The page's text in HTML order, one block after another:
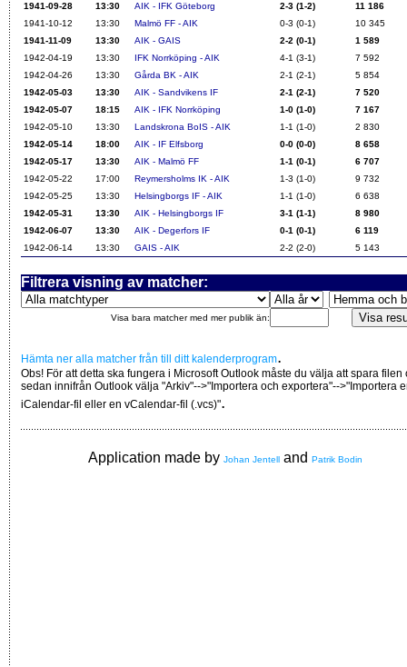
1941-09-28
13:30 AIK - IFK Göteborg 2-3 (1-2)
11 186
1941-10-12
13:30 Malmö FF - AIK 0-3 (0-1)
10 345
1941-11-09
13:30 AIK - GAIS 2-2 (0-1)
1 589
1942-04-19
13:30 IFK Norrköping - AIK 4-1 (3-1)
7 592
1942-04-26
13:30 Gårda BK - AIK 2-1 (2-1)
5 854
1942-05-03
13:30 AIK - Sandvikens IF 2-1 (2-1)
7 520
1942-05-07
18:15 AIK - IFK Norrköping 1-0 (1-0)
7 167
1942-05-10
13:30 Landskrona BoIS - AIK 1-1 (1-0)
2 830
1942-05-14
18:00 AIK - IF Elfsborg 0-0 (0-0)
8 658
1942-05-17
13:30 AIK - Malmö FF 1-1 (0-1)
6 707
1942-05-22
17:00 Reymersholms IK - AIK 1-3 (1-0)
9 732
1942-05-25
13:30 Helsingborgs IF - AIK 1-1 (1-0)
6 638
1942-05-31
13:30 AIK - Helsingborgs IF 3-1 (1-1)
8 980
1942-06-07
13:30 AIK - Degerfors IF 0-1 (0-1)
6 119
1942-06-14
13:30 GAIS - AIK 2-2 (2-0) 5 143
Filtrera visning av matcher:
Visa bara matcher med mer publik än:
Hämta ner alla matcher från till ditt kalenderprogram.
Obs! För att detta ska fungera i Microsoft Outlook måste du välja att spara filen
sedan innifrån Outlook välja "Arkiv"-->"Importera och exportera"-->"Importera
iCalendar-fil eller en vCalendar-fil (.vcs)".
Application made by Johan Jentell and Patrik Bodin